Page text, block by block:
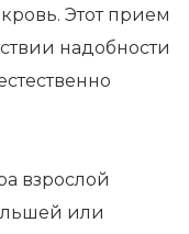
Этот прием
надобности
взрослой
или